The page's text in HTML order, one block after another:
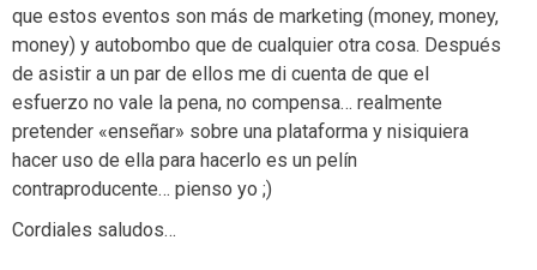
que estos eventos son más de marketing (money, money,
money) y autobombo que de cualquier otra cosa. Después
de asistir a un par de ellos me di cuenta de que el
esfuerzo no vale la pena, no compensa… realmente
pretender «enseñar» sobre una plataforma y nisiquiera
hacer uso de ella para hacerlo es un pelín
contraproducente… pienso yo ;)
Cordiales saludos…